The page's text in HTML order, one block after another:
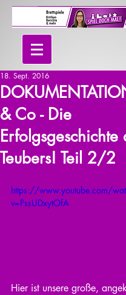
& Co - Die
Erfolgsgeschichte
Teubers! Teil 2/2
18. Sept. 2016
https://www.youtube.com/
v=PssUDxytOfA
Hier ist unsere große,